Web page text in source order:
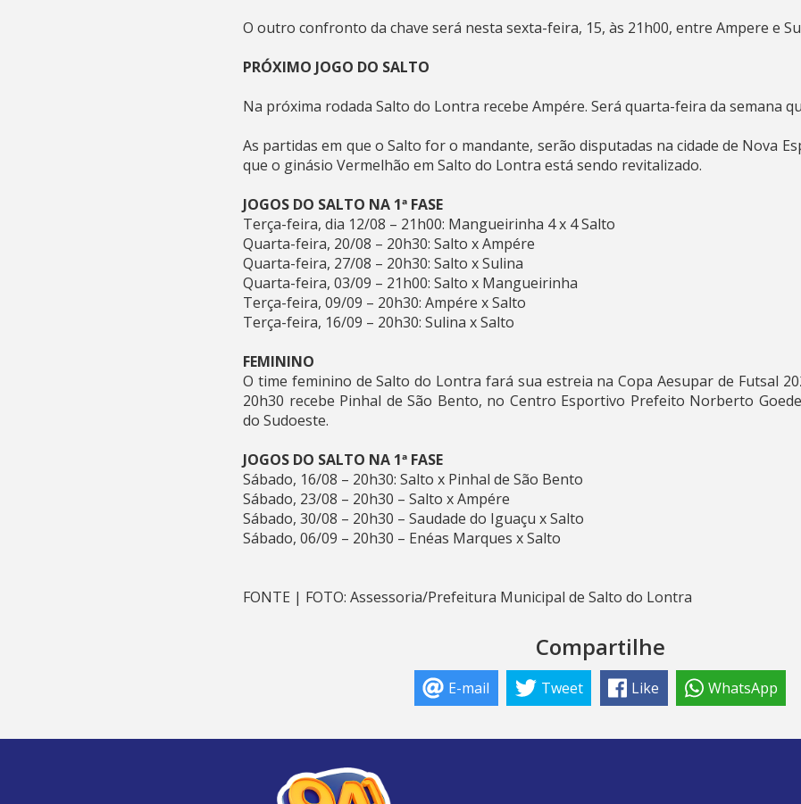
O outro confronto da chave será nesta sexta-feira, 15, às 21h00, entre Ampere e
PRÓXIMO JOGO DO SALTO
Na próxima rodada Salto do Lontra recebe Ampére. Será quarta-feira da semana
As partidas em que o Salto for o mandante, serão disputadas na cidade de Nova
que o ginásio Vermelhão em Salto do Lontra está sendo revitalizado.
JOGOS DO SALTO NA 1ª FASE
Terça-feira, dia 12/08 – 21h00: Mangueirinha 4 x 4 Salto
Quarta-feira, 20/08 – 20h30: Salto x Ampére
Quarta-feira, 27/08 – 20h30: Salto x Sulina
Quarta-feira, 03/09 – 21h00: Salto x Mangueirinha
Terça-feira, 09/09 – 20h30: Ampére x Salto
Terça-feira, 16/09 – 20h30: Sulina x Salto
FEMININO
O time feminino de Salto do Lontra fará sua estreia na Copa Aesupar de Futsal
20h30 recebe Pinhal de São Bento, no Centro Esportivo Prefeito Norberto
do Sudoeste.
JOGOS DO SALTO NA 1ª FASE
Sábado, 16/08 – 20h30: Salto x Pinhal de São Bento
Sábado, 23/08 – 20h30 – Salto x Ampére
Sábado, 30/08 – 20h30 – Saudade do Iguaçu x Salto
Sábado, 06/09 – 20h30 – Enéas Marques x Salto
FONTE | FOTO: Assessoria/Prefeitura Municipal de Salto do Lontra
Compartilhe
E-mail Tweet Like WhatsApp